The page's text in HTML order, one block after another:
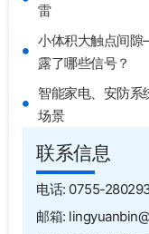
雷
小体积大触点间
露了哪些信号？
智能家电、安防
场景
联系信息
电话: 0755-
邮箱: